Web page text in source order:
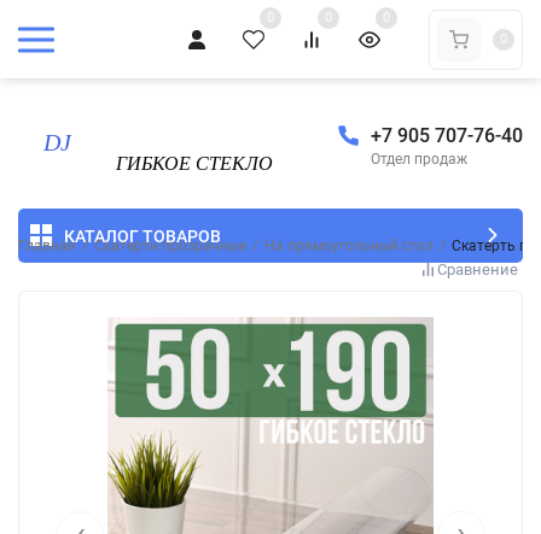
0 0
0
0
+7 905 707-76-40
Отдел продаж
КАТАЛОГ ТОВАРОВ
Главная / Скатерти прозрачные / На прямоугольный стол / Скатерть
Сравнение